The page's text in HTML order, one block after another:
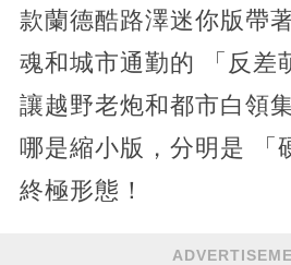
款蘭德酷路澤迷你版帶
魂和城市通勤的 「反差
讓越野老炮和都市白領
哪是縮小版，分明是 「
終極形態！